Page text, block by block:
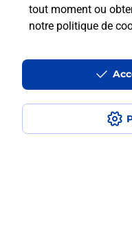
tout moment ou
notre politique de
VENAREY LES LAUMES